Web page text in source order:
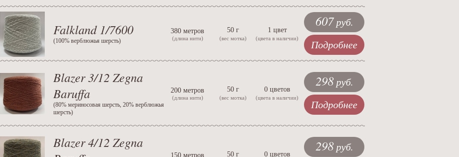
Falkland 1/7600
(100% верблюжья шерсть)
380 метров
(длина нити)
50 г
(вес мотка)
1 цвет
(цвета в наличии)
607руб.
Подробнее
Blazer 3/12 Zegna
Baruffa
(80% мериносовая шерсть, 20% верблюжья
шерсть)
200 метров
(длина нити)
50 г
(вес мотка)
0 цветов
(цвета в наличии)
298руб.
Подробнее
Blazer 4/12 Zegna
150 метров 50 г 0 цветов
298руб.